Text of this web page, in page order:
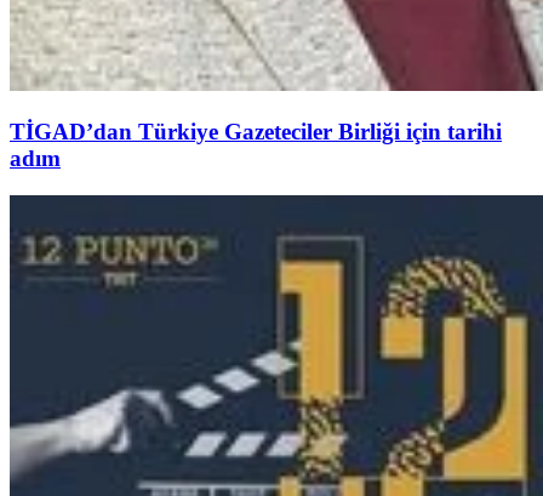
TİGAD’dan Türkiye Gazeteciler Birliği için tarihi
adım